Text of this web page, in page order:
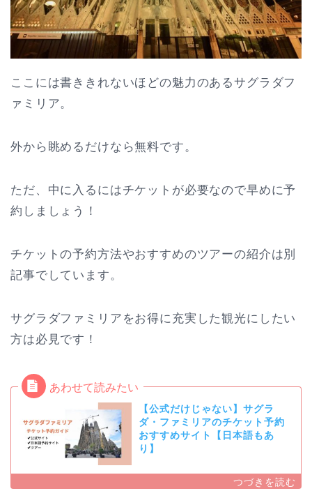
ここには書ききれないほどの魅力のあるサグラダフ
ァミリア。
外から眺めるだけなら無料です。
ただ、中に入るにはチケットが必要なので早めに予
約しましょう！
チケットの予約方法やおすすめのツアーの紹介は別
記事でしています。
サグラダファミリアをお得に充実した観光にしたい
方は必見です！
【公式だけじゃない】サグラ
ダ・ファミリアのチケット予約
おすすめサイト【日本語もあ
り】